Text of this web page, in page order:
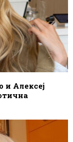
и Алексеј